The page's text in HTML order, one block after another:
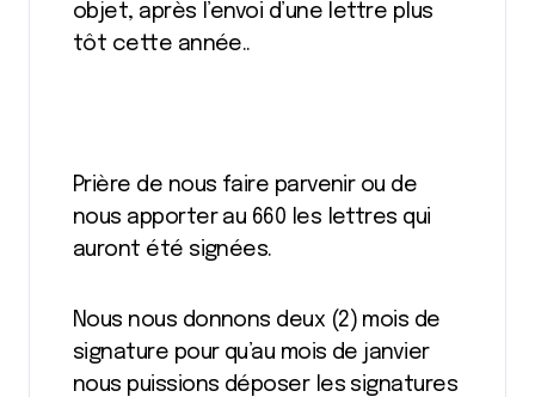
objet, après l’envoi d’une lettre plus
tôt cette année..
Prière de nous faire parvenir ou de
nous apporter au 660 les lettres qui
auront été signées.
Nous nous donnons deux (2) mois de
signature pour qu’au mois de janvier
nous puissions déposer les signatures